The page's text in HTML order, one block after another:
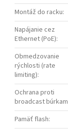
Montáž do racku:
Napájanie cez
Ethernet (PoE):
Obmedzovanie
rýchlosti (rate
limiting):
Ochrana proti
broadcast búrkam
Pamäť flash: